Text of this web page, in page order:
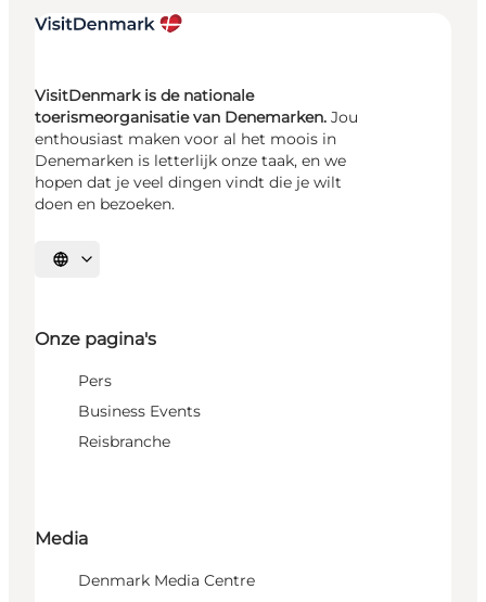
VisitDenmark is de nationale
toerismeorganisatie van Denemarken. Jou
enthousiast maken voor al het moois in
Denemarken is letterlijk onze taak, en we
hopen dat je veel dingen vindt die je wilt
doen en bezoeken.
Selecteer taal
Onze pagina's
Pers
Business Events
Reisbranche
Media
Denmark Media Centre